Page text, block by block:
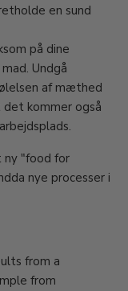
en sund
på dine
Undgå
af mæthed
kommer også
ny "food for
nye processer i
from a
from